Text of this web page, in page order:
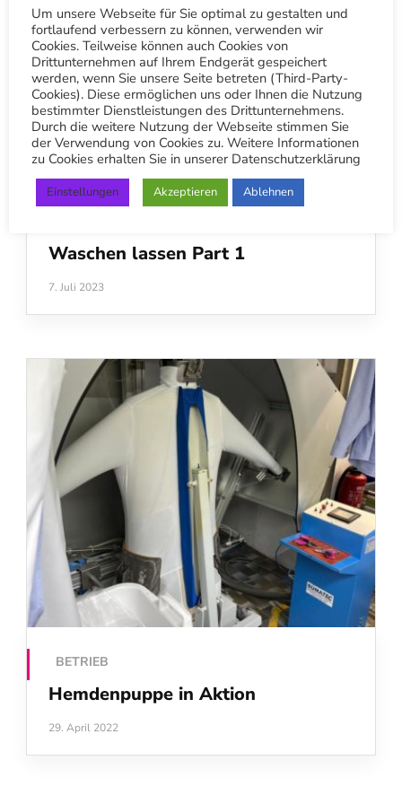
BETRIEB
Waschen lassen Part 1
7. Juli 2023
BETRIEB
Hemdenpuppe in Aktion
29. April 2022
Um unsere Webseite für Sie optimal zu gestalten und
fortlaufend verbessern zu können, verwenden wir
Cookies. Teilweise können auch Cookies von
Drittunternehmen auf Ihrem Endgerät gespeichert
werden, wenn Sie unsere Seite betreten (Third-Party-
Cookies). Diese ermöglichen uns oder Ihnen die Nutzung
bestimmter Dienstleistungen des Drittunternehmens.
Durch die weitere Nutzung der Webseite stimmen Sie
der Verwendung von Cookies zu. Weitere Informationen
zu Cookies erhalten Sie in unserer Datenschutzerklärung
Einstellungen Akzeptieren Ablehnen